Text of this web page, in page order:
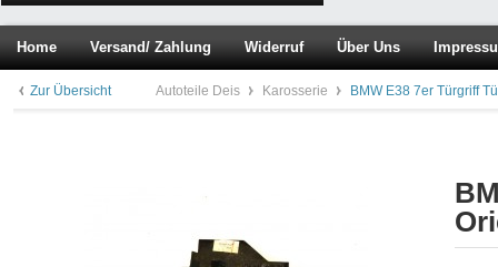
Home Versand/ Zahlung Widerruf Über Uns
Zur Übersicht Autoteile Deis Karosserie BMW E38 7er Türgriff